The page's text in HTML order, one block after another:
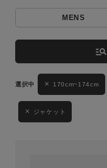
キーワード
性別
MENS
MENS
manage_search
170cm~174cm
ジャケット